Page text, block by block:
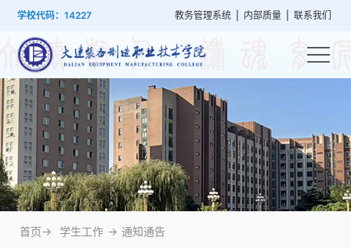
学校代码：14227 教务管理系统 内部质量 联系我们
概
况
建
设
管
理
设
置
工
作
就
业
培
训
首页-> 学生工作 -> 通知通告